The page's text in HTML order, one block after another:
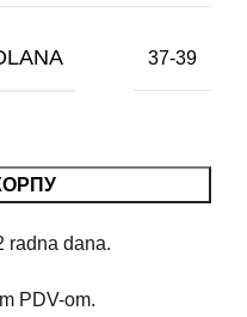
37-39
radna dana.
PDV-om.